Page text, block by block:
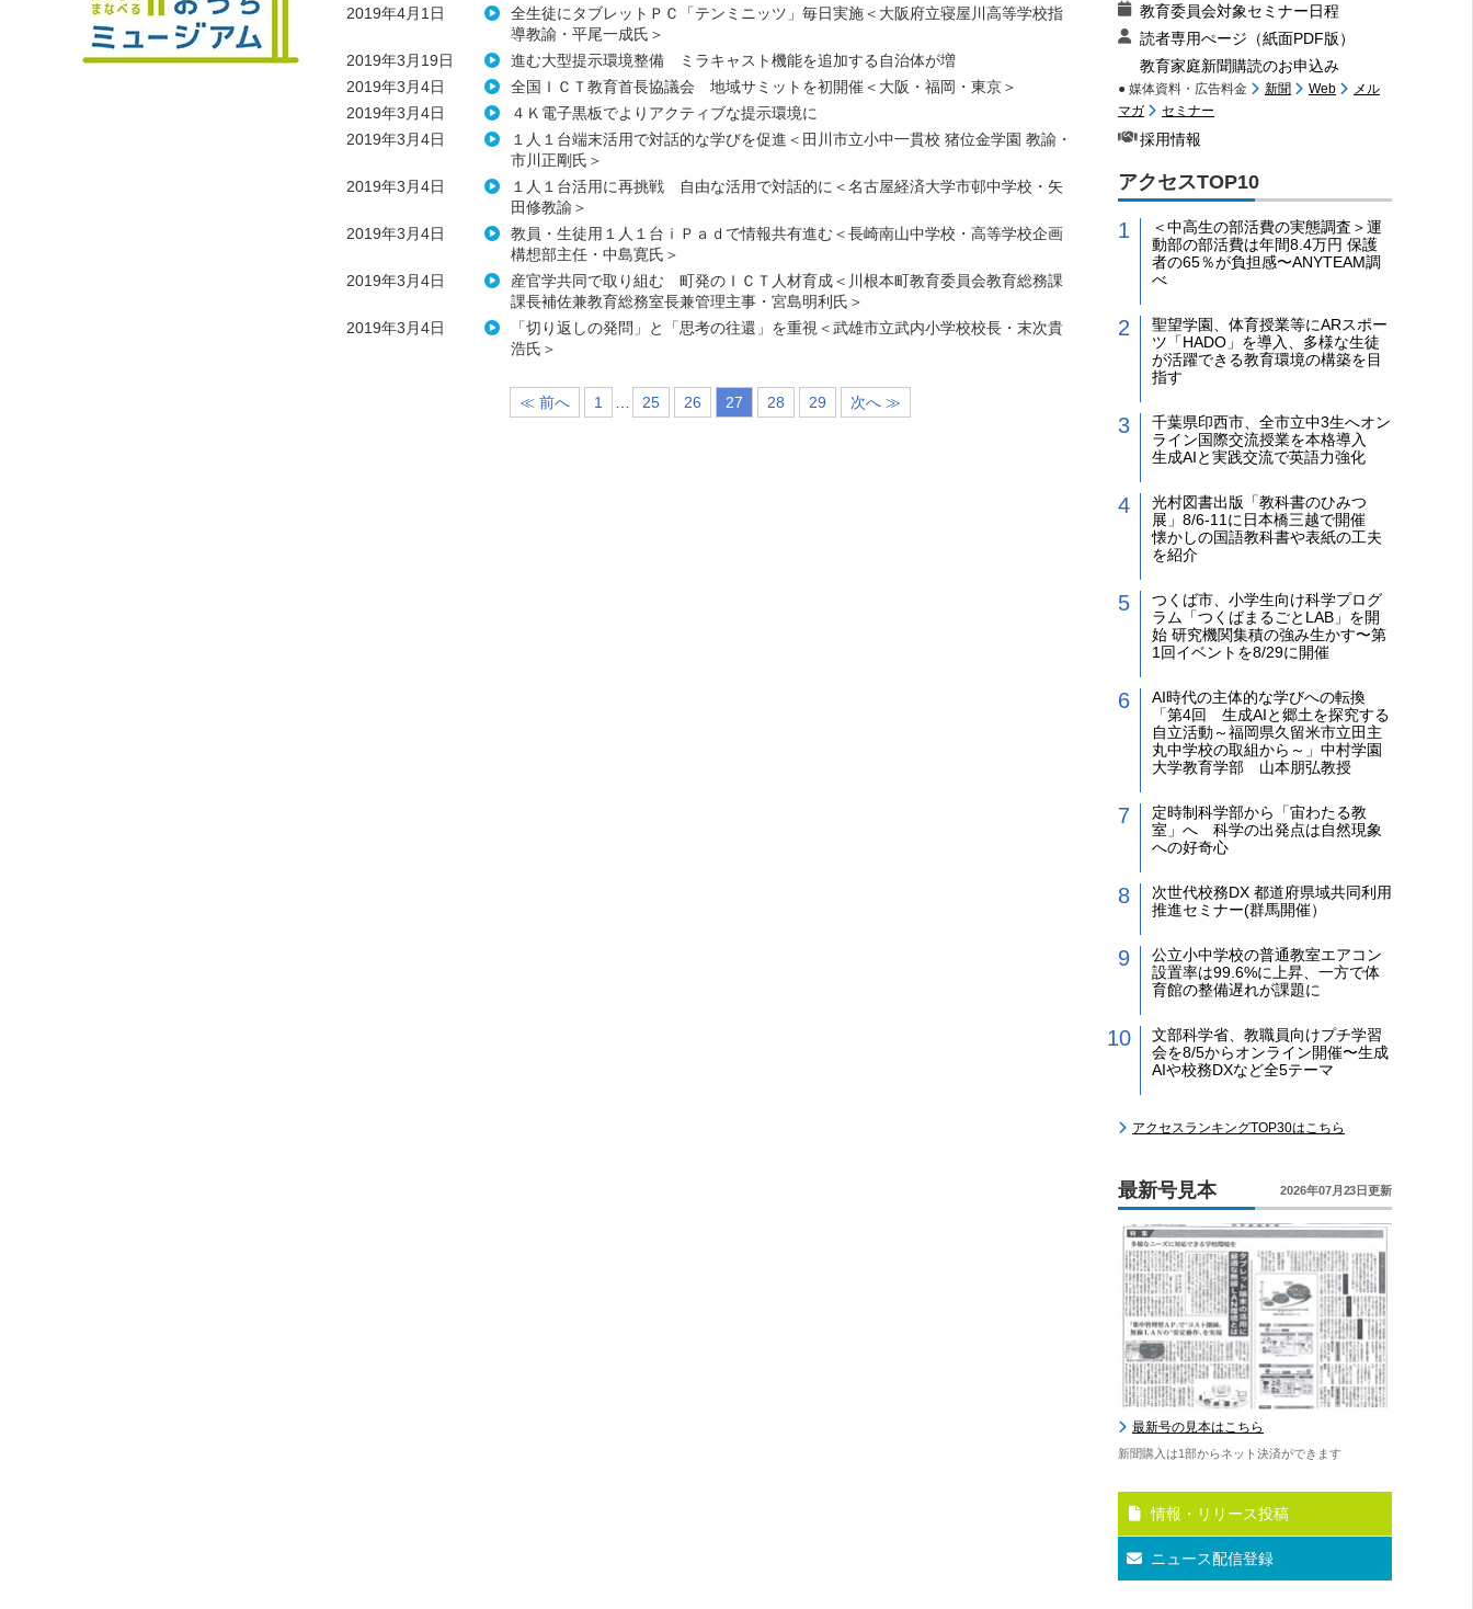
2019年4月1日
全生徒にタブレットＰＣ「テンミニッツ」毎日実施＜大阪府立寝屋川高等学校指
導教諭・平尾一成氏＞
2019年3月19日
進む大型提示環境整備 ミラキャスト機能を追加する自治体が増
2019年3月4日
全国ＩＣＴ教育首長協議会 地域サミットを初開催＜大阪・福岡・東京＞
2019年3月4日
４Ｋ電子黒板でよりアクティブな提示環境に
2019年3月4日
１人１台端末活用で対話的な学びを促進＜田川市立小中一貫校 猪位金学園 教諭・
市川正剛氏＞
2019年3月4日
１人１台活用に再挑戦 自由な活用で対話的に＜名古屋経済大学市邨中学校・矢
田修教諭＞
2019年3月4日
教員・生徒用１人１台ｉＰａｄで情報共有進む＜長崎南山中学校・高等学校企画
構想部主任・中島寛氏＞
2019年3月4日
産官学共同で取り組む 町発のＩＣＴ人材育成＜川根本町教育委員会教育総務課
課長補佐兼教育総務室長兼管理主事・宮島明利氏＞
2019年3月4日
「切り返しの発問」と「思考の往還」を重視＜武雄市立武内小学校校長・末次貴
浩氏＞
≪ 前へ 1 25 26 27 28 29 次へ ≫
教育委員会対象セミナー日程
読者専用ぺージ（紙面PDF版）
教育家庭新聞購読のお申込み
● 媒体資料・広告料金 新聞 Web
メル
マガ
セミナー
採用情報
アクセスTOP10
＜中高生の部活費の実態調査＞運
動部の部活費は年間8.4万円 保護
者の65％が負担感〜ANYTEAM調
べ
聖望学園、体育授業等にARスポー
ツ「HADO」を導入、多様な生徒
が活躍できる教育環境の構築を目
指す
千葉県印西市、全市立中3生へオン
ライン国際交流授業を本格導入
生成AIと実践交流で英語力強化
光村図書出版「教科書のひみつ
展」8/6-11に日本橋三越で開催
懐かしの国語教科書や表紙の工夫
を紹介
つくば市、小学生向け科学プログ
ラム「つくばまるごとLAB」を開
始 研究機関集積の強み生かす〜第
1回イベントを8/29に開催
AI時代の主体的な学びへの転換
「第4回 生成AIと郷土を探究する
自立活動～福岡県久留米市立田主
丸中学校の取組から～」中村学園
大学教育学部 山本朋弘教授
定時制科学部から「宙わたる教
室」へ 科学の出発点は自然現象
への好奇心
次世代校務DX 都道府県域共同利用
推進セミナー(群馬開催）
公立小中学校の普通教室エアコン
設置率は99.6%に上昇、一方で体
育館の整備遅れが課題に
文部科学省、教職員向けプチ学習
会を8/5からオンライン開催〜生成
AIや校務DXなど全5テーマ
アクセスランキングTOP30はこちら
最新号見本 2026年07月23日更新
最新号の見本はこちら
新聞購入は1部からネット決済ができます
情報・リリース投稿
ニュース配信登録